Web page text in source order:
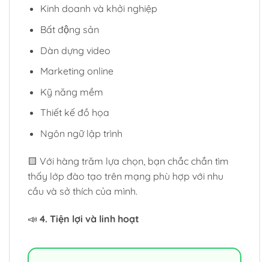
Kinh doanh và khởi nghiệp
Bất động sản
Dàn dựng video
Marketing online
Kỹ năng mềm
Thiết kế đồ họa
Ngôn ngữ lập trình
🟨 Với hàng trăm lựa chọn, bạn chắc chắn tìm
thấy lớp đào tạo trên mạng phù hợp với nhu
cầu và sở thích của mình.
📣 4. Tiện lợi và linh hoạt